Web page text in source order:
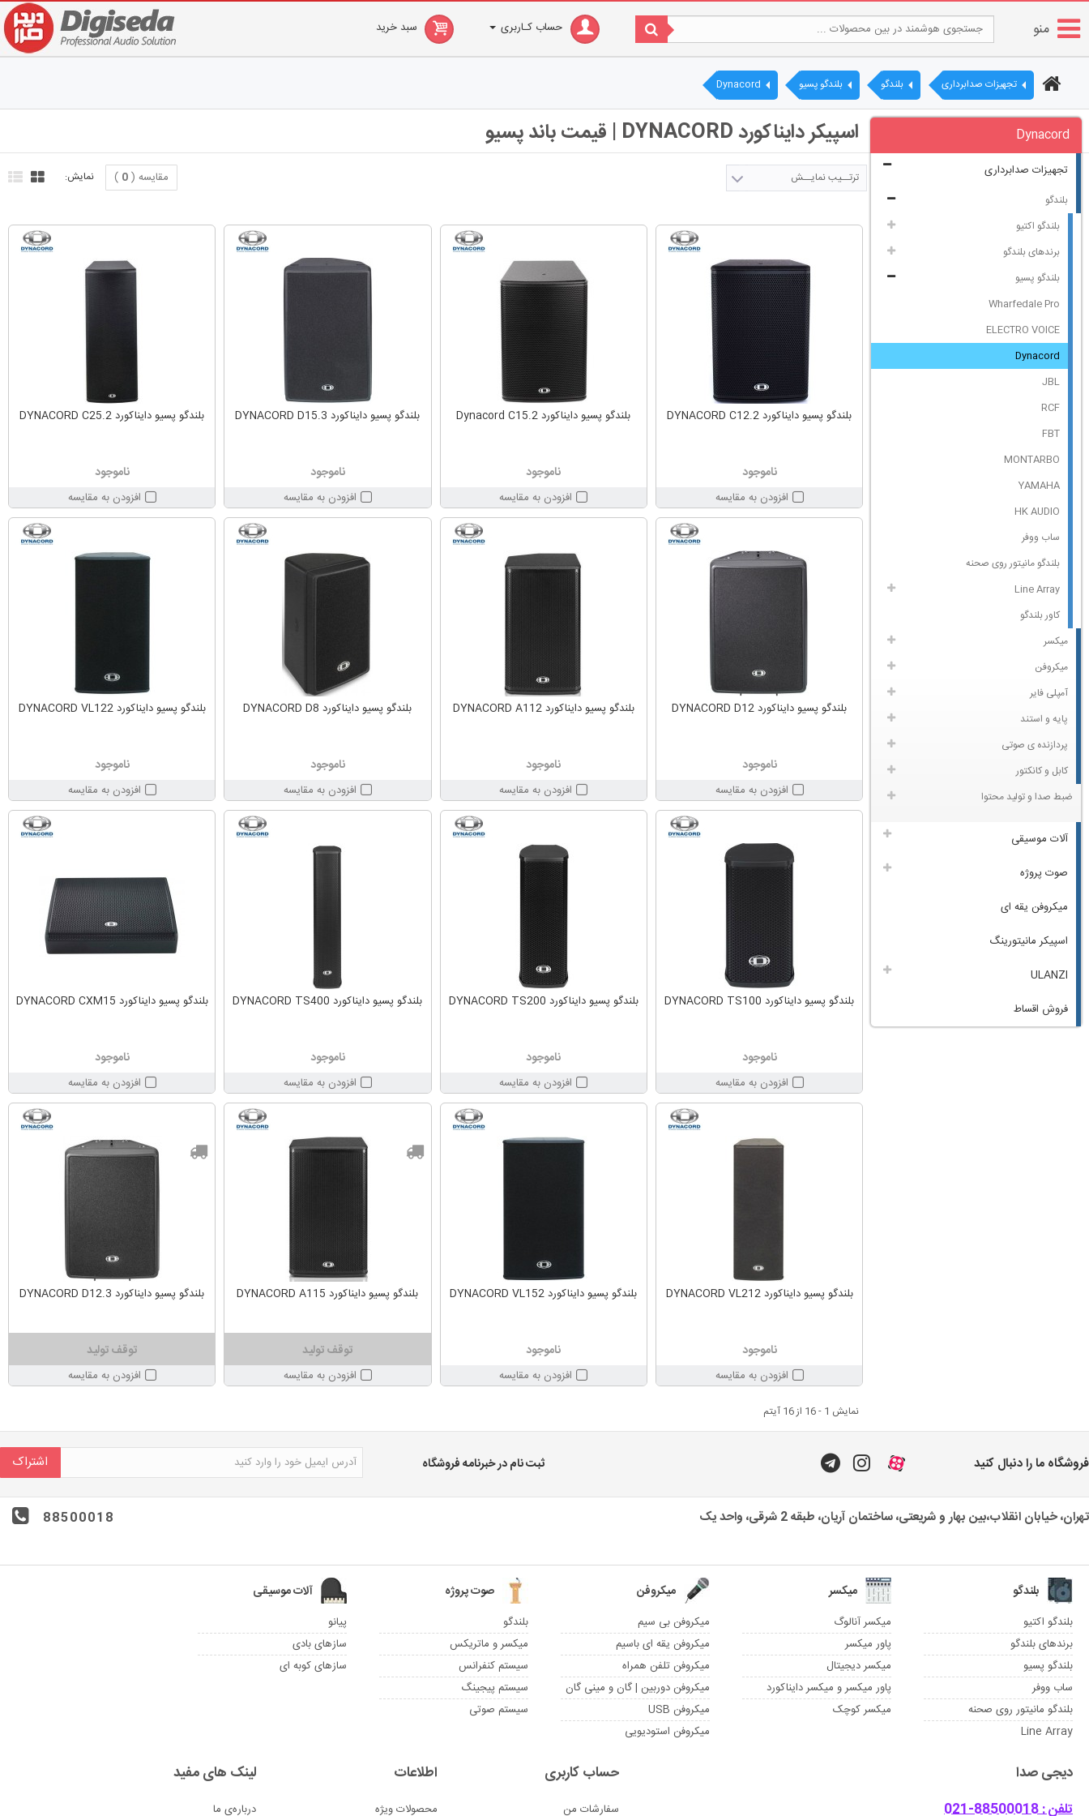
منو حساب کـاربری سبد خرید
تجهیزات صدابرداری بلندگو بلندگو پسیو Dynacord
اسپیکر دایناکورد DYNACORD | قیمت باند پسیو
نمایش: ترتــیب نمایــش مقایسه (0
)
بلندگو پسیو دایناکورد DYNACORD C12.2
ناموجود
افزودن به مقایسه
بلندگو پسیو دایناکورد Dynacord C15.2
ناموجود
افزودن به مقایسه
بلندگو پسیو دایناکورد DYNACORD D15.3
ناموجود
افزودن به مقایسه
بلندگو پسیو دایناکورد DYNACORD C25.2
ناموجود
افزودن به مقایسه
بلندگو پسیو دایناکورد DYNACORD D12
ناموجود
افزودن به مقایسه
بلندگو پسیو دایناکورد DYNACORD A112
ناموجود
افزودن به مقایسه
بلندگو پسیو دایناکورد DYNACORD D8
ناموجود
افزودن به مقایسه
بلندگو پسیو دایناکورد DYNACORD VL122
ناموجود
افزودن به مقایسه
بلندگو پسیو دایناکورد DYNACORD TS100
ناموجود
افزودن به مقایسه
بلندگو پسیو دایناکورد DYNACORD TS200
ناموجود
افزودن به مقایسه
بلندگو پسیو دایناکورد DYNACORD TS400
ناموجود
افزودن به مقایسه
بلندگو پسیو دایناکورد DYNACORD CXM15
ناموجود
افزودن به مقایسه
بلندگو پسیو دایناکورد DYNACORD VL212
ناموجود
افزودن به مقایسه
بلندگو پسیو دایناکورد DYNACORD VL152
ناموجود
افزودن به مقایسه
بلندگو پسیو دایناکورد DYNACORD A115
توقف تولید
افزودن به مقایسه
بلندگو پسیو دایناکورد DYNACORD D12.3
توقف تولید
افزودن به مقایسه
نمایش 1 - 16 از 16 آیتم
Dynacord
تجهیزات صدابرداری
بلندگو
بلندگو اکتیو
برندهای بلندگو
بلندگو پسیو
Wharfedale Pro
ELECTRO VOICE
Dynacord
JBL
RCF
FBT
MONTARBO
YAMAHA
HK AUDIO
ساب ووفر
بلندگو مانیتور روی صحنه
Line Array
کاور بلندگو
میکسر
میکروفن
آمپلی فایر
پایه و استند
پردازنده ی صوتی
کابل و کانکتور
ضبط صدا و تولید محتوا
آلات موسیقی
صوت پروژه
میکروفن یقه ای
اسپیکر مانیتورینگ
ULANZI
فروش اقساط
فروشگاه ما را دنبال کنید ثبت نام در خبرنامه فروشگاه اشتراک
تهران، خیابان انقلاب،بین بهار و شریعتی، ساختمان آریان، طبقه 2 شرقی، واحد یک 88500018
بلندگو
بلندگو اکتیو
برندهای بلندگو
بلندگو پسیو
ساب ووفر
بلندگو مانیتور روی صحنه
Line Array
میکسر
میکسر آنالوگ
پاور میکسر
میکسر دیجیتال
پاور میکسر و میکسر دایناکورد
میکسر کوچک
میکروفن
میکروفن بی سیم
میکروفن یقه ای باسیم
میکروفن تلفن همراه
میکروفن دوربین | گان و مینی گان
میکروفن USB
میکروفن استودیویی
صوت پروژه
بلندگو
میکسر و ماتریکس
سیستم کنفرانس
سیستم پیجینگ
سیستم صوتی
آلات موسیقی
پیانو
سازهای بادی
سازهای کوبه ای
دیجی صدا
تلفن : 88500018-021
حساب کاربری
سفارشات من
اطلاعات
محصولات ویژه
لینک های مفید
درباره‌ی ما